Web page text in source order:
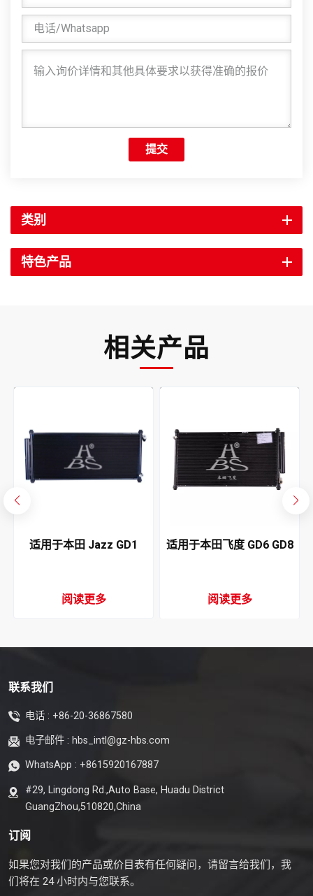
提交
类别
特色产品
相关产品
适用于本田 Jazz GD1
阅读更多
适用于本田飞度 GD6 GD8
阅读更多
联系我们
电话 : +86-20-36867580
电子邮件 : hbs_intl@gz-hbs.com
WhatsApp : +8615920167887
#29, Lingdong Rd.,Auto Base, Huadu District
GuangZhou,510820,China
订阅
如果您对我们的产品或价目表有任何疑问，请留言给我们，我
们将在 24 小时内与您联系。